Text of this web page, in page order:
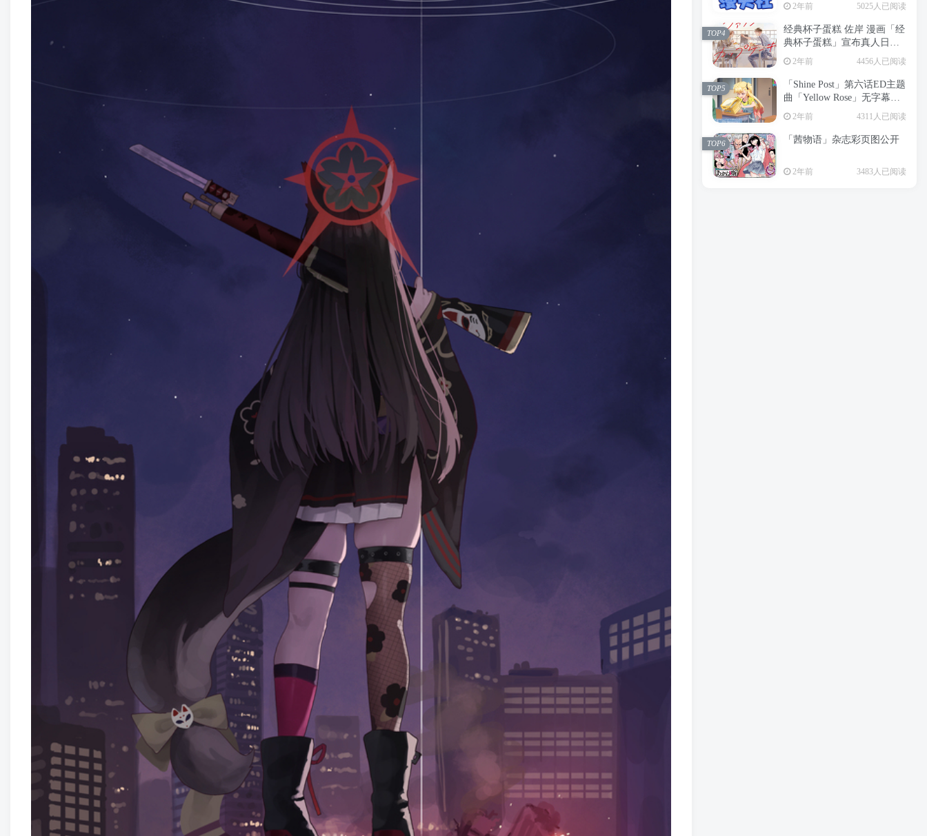
2年前 5025人已阅读
经典杯子蛋糕 佐岸 漫画「经
典杯子蛋糕」宣布真人日剧
化
2年前 4456人已阅读
TOP4
「Shine Post」第六话ED主题
曲「Yellow Rose」无字幕MV
公开
2年前 4311人已阅读
TOP5
「茜物语」杂志彩页图公开
2年前 3483人已阅读
TOP6
overlord卢贝多的龙王谁厉害
「Overlord」露普斯蕾琪娜·贝塔手办开...
申鹤原神wiki 申鹤诞辰祭
2年前 6194人已阅读
TOP2
APP下载
2年前 5025人已阅读
TOP3
经典杯子蛋糕 佐岸 漫画「经
典杯子蛋糕」宣布真人日剧
TOP4